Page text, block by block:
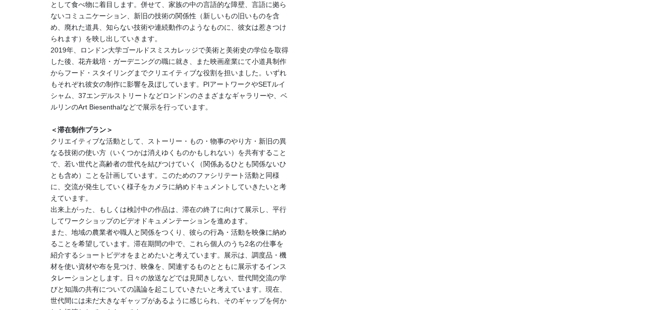
として食べ物に着目します。併せて、家族の中の言語的な障壁、言語に拠ら
ないコミュニケーション、新旧の技術の関係性（新しいもの旧いものを含
め、廃れた道具、知らない技術や連続動作のようなものに、彼女は惹きつけ
られます）を映し出していきます。
2019年、ロンドン大学ゴールドスミスカレッジで美術と美術史の学位を取得
した後、花卉栽培・ガーデニングの職に就き、また映画産業にて小道具制作
からフード・スタイリングまでクリエイティブな役割を担いました。いずれ
もそれぞれ彼女の制作に影響を及ぼしています。PIアートワークやSETルイ
シャム、37エンデルストリートなどロンドンのさまざまなギャラリーや、ベ
ルリンのArt Biesenthalなどで展示を行っています。
＜滞在制作プラン＞
クリエイティブな活動として、ストーリー・もの・物事のやり方・新旧の異
なる技術の使い方（いくつかは消えゆくものかもしれない）を共有すること
で、若い世代と高齢者の世代を結びつけていく（関係あるひとも関係ないひ
とも含め）ことを計画しています。このためのファシリテート活動と同様
に、交流が発生していく様子をカメラに納めドキュメントしていきたいと考
えています。
出来上がった、もしくは検討中の作品は、滞在の終了に向けて展示し、平行
してワークショップのビデオドキュメンテーションを進めます。
また、地域の農業者や職人と関係をつくり、彼らの行為・活動を映像に納め
ることを希望しています。滞在期間の中で、これら個人のうち2名の仕事を
紹介するショートビデオをまとめたいと考えています。展示は、調度品・機
材を使い資材や布を見つけ、映像を、関連するものとともに展示するインス
タレーションとします。日々の放送などでは見聞きしない、世代間交流の学
びと知識の共有についての議論を起こしていきたいと考えています。現在、
世代間には未だ大きなギャップがあるように感じられ、そのギャップを何か